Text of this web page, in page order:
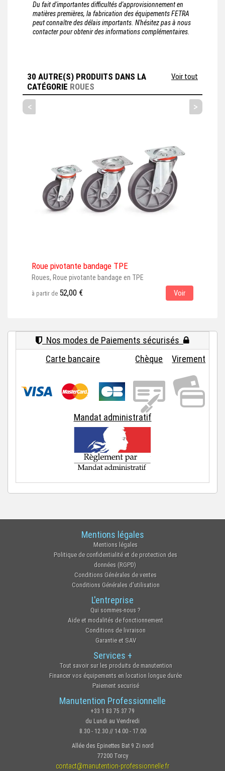
Du fait d'importantes difficultés d'approvisionnement en
matières premières, la fabrication des équipements FETRA
peut connaître des délais importants. N'hésitez pas à nous
contacter pour obtenir des informations complémentaires.
30 AUTRE(S) PRODUITS DANS LA
CATÉGORIE ROUES
Voir tout
< >
Roue pivotante bandage TPE
Roues, Roue pivotante bandage en TPE
à partir de 52,00 € Voir
Nos modes de Paiements sécurisés
Carte bancaire
Chèque Virement
Mandat administratif
Mentions légales
Mentions légales
Politique de confidentialité et de protection des
données (RGPD)
Conditions Générales de ventes
Conditions Générales d'utilisation
L'entreprise
Qui sommes-nous ?
Aide et modalités de fonctionnement
Conditions de livraison
Garantie et SAV
Services +
Tout savoir sur les produits de manutention
Financer vos équipements en location longue durée
Paiement securisé
Manutention Professionnelle
+33 1 83 75 37 79
du Lundi au Vendredi
8.30 - 12.30 // 14.00 - 17.00
Allée des Epinettes Bat 9 Zi nord
77200 Torcy
contact@manutention-professionnelle.fr